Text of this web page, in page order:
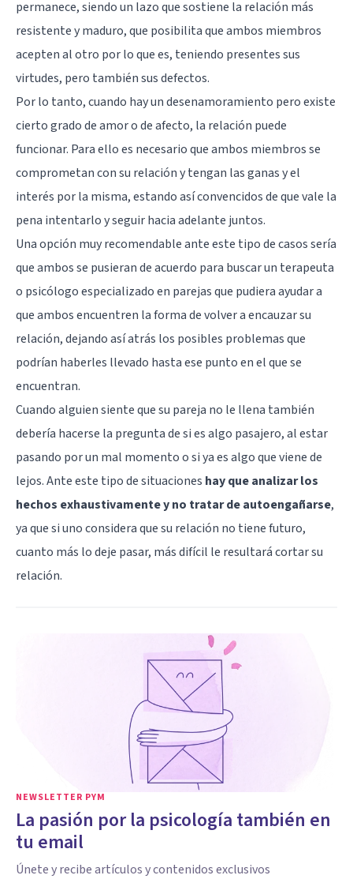
permanece, siendo un lazo que sostiene la relación más
resistente y maduro, que posibilita que ambos miembros
acepten al otro por lo que es, teniendo presentes sus
virtudes, pero también sus defectos.
Por lo tanto, cuando hay un desenamoramiento pero existe
cierto grado de amor o de afecto, la relación puede
funcionar. Para ello es necesario que ambos miembros se
comprometan con su relación y tengan las ganas y el
interés por la misma, estando así convencidos de que vale la
pena intentarlo y seguir hacia adelante juntos.
Una opción muy recomendable ante este tipo de casos sería
que ambos se pusieran de acuerdo para buscar un terapeuta
o psicólogo especializado en parejas que pudiera ayudar a
que ambos encuentren la forma de volver a encauzar su
relación, dejando así atrás los posibles problemas que
podrían haberles llevado hasta ese punto en el que se
encuentran.
Cuando alguien siente que su pareja no le llena también
debería hacerse la pregunta de si es algo pasajero, al estar
pasando por un mal momento o si ya es algo que viene de
lejos. Ante este tipo de situaciones hay que analizar los
hechos exhaustivamente y no tratar de autoengañarse,
ya que si uno considera que su relación no tiene futuro,
cuanto más lo deje pasar, más difícil le resultará cortar su
relación.
NEWSLETTER PYM
La pasión por la psicología también en
tu email
Únete y recibe artículos y contenidos exclusivos